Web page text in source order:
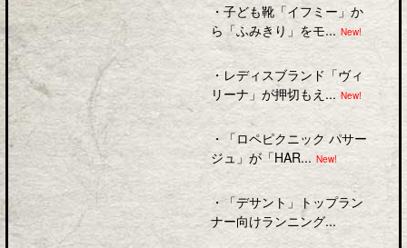
・ 子ども靴「イフミー」か
ら「ふみきり」をモ... New!
・ レディスブランド「ヴィ
リーナ」が押切もえ... New!
・ 「ロペピクニック パサー
ジュ」が「HAR... New!
・「デサント」トップラン
ナー向けランニング...